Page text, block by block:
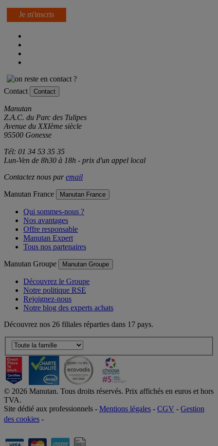
Je m'inscris
Contact Contact
Manutan
Z.A.C. du Parc des Tulipes
Avenue du XXIème siècle
95500 Gonesse
Tél: 01 34 53 35 35
Lun-Ven de 8h30 à 18h - prix d'un appel local
Contactez nous paremail
Manutan France Manutan France
Qui sommes-nous ?
Nos avantages
Offre responsable
Manutan Expert
Tous nos partenaires
Manutan Groupe Manutan Groupe
Découvrez le Groupe
Notre politique RSE
Rejoignez-nous
Notre blog des experts achats
Découvrez nos 26 filiales réparties dans 17 pays.
© 2026 Manutan. Tous droits réservés. Prix affichés en euros et hors
TVA.
Site dédié aux professionnels - Mentions légales - CGV - Gestion
des cookies -